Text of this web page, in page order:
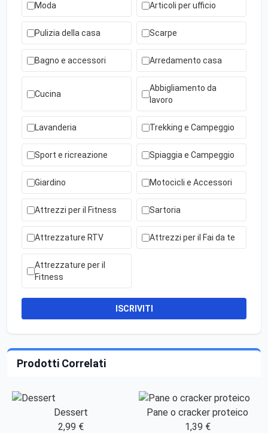
Moda Articoli per ufficio
Pulizia della casa Scarpe
Bagno e accessori Arredamento casa
Cucina
Abbigliamento da
lavoro
Lavanderia Trekking e Campeggio
Sport e ricreazione Spiaggia e Campeggio
Giardino Motocicli e Accessori
Attrezzi per il Fitness Sartoria
Attrezzature RTV Attrezzi per il Fai da te
Attrezzature per il
Fitness
ISCRIVITI
Prodotti Correlati
Dessert
2,99 €
Pane o cracker proteico
1,39 €